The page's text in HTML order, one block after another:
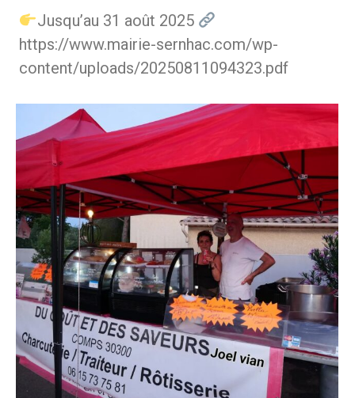
Jusqu’au 31 août 2025
https://www.mairie-sernhac.com/wp-
content/uploads/20250811094323.pdf